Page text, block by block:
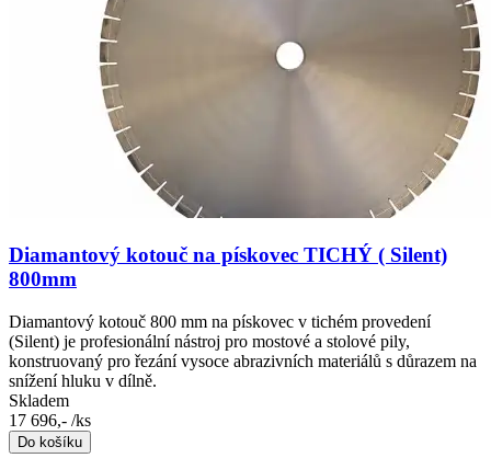
Diamantový kotouč na pískovec TICHÝ ( Silent)
800mm
Diamantový kotouč 800 mm na pískovec v tichém provedení
(Silent) je profesionální nástroj pro mostové a stolové pily,
konstruovaný pro řezání vysoce abrazivních materiálů s důrazem na
snížení hluku v dílně.
Skladem
17 696,- /ks
Do košíku